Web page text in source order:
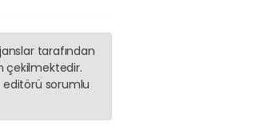
tarafından
çekilmektedir.
sorumlu